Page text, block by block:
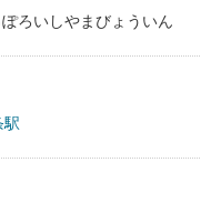
ろいしやまびょういん
駅